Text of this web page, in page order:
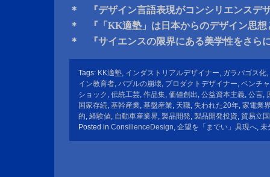
＊ 『デザイン言語表現がコンシリエンスデ
＊ 『「KK適塾」は日本からのデザイン思想
＊ 『サイエンスの限界にある美学性をさら
Tags: KK適塾, インダストリアルデザイナー, ガラパゴス化,
イン教育者, バブルの崩壊, プロダクトデザイナー, ベンチ
ショック , 伝統工芸, 作品集, 価値創出 , 公益資本主義, 公言,
国家存続, 基幹産業, 基盤産業, 天職, 失われた20年, 家電業
的, 経験値, 自動車産業界, 製品開発, 製品開発投資, 貿易立国
Posted in ConsilienceDesign, 企望を「までい」具現へ, 未